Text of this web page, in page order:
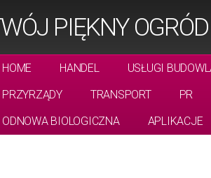
PIĘKNY OGRÓD
HOME HANDEL
USŁUGI
PRZYRZĄDY
TRANSPORT
PR
ODNOWA BIOLOGICZNA
APLIKACJE